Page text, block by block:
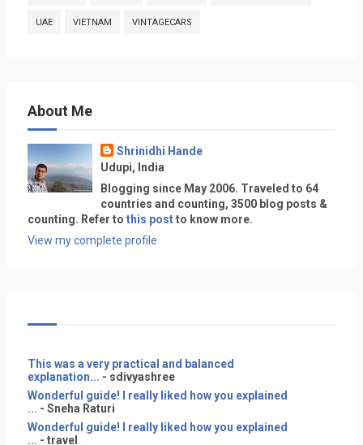
UAE VIETNAM VINTAGECARS
About Me
Shrinidhi Hande
Udupi, India
Blogging since May 2006. Traveled to 64
countries and counting, 3500 blog posts &
counting. Refer to this postto know more.
View my complete profile
This was a very practical and balanced
explanation... - sdivyashree
Wonderful guide! I really liked how you explained
... - Sneha Raturi
Wonderful guide! I really liked how you explained
... - travel